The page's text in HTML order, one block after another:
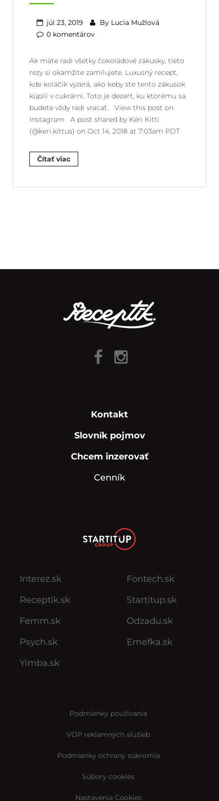
júl 23, 2019 By Lucia Mužlová
0 komentárov
Ak máte radi všetky čokoládové zákusky, tieto
rezy si okamžite zamilujete. Luxusný recept,
kde koláčik vyzerá, ako keby ste tento zákusok
kúpili v cukrárni. Toto je dezert, ku ktorému sa
budete vždy radi vracať. View this post on
Instagram A post shared by Kéri Kitti
(@keri.kittus) on Oct 14, 2018 at 7:03am PDT
Čítať viac
Kontakt
Slovník pojmov
Chcem inzerovať
Cenník
Interez.sk
Receptik.sk
Femm.sk
Psych.sk
Yimba.sk
Fontech.sk
Startitup.sk
Odzadu.sk
Emefka.sk
Podmienky používania
VOP reklamných služieb
Podmienky ochrany súkromia
Súbory cookies
Nastavenia Cookies